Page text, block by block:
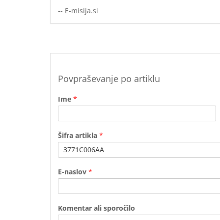
-- E-misija.si
Povpraševanje po artiklu
Ime *
i
r
t
Šifra artikla *
E-naslov *
lKomentar ali sporočilo